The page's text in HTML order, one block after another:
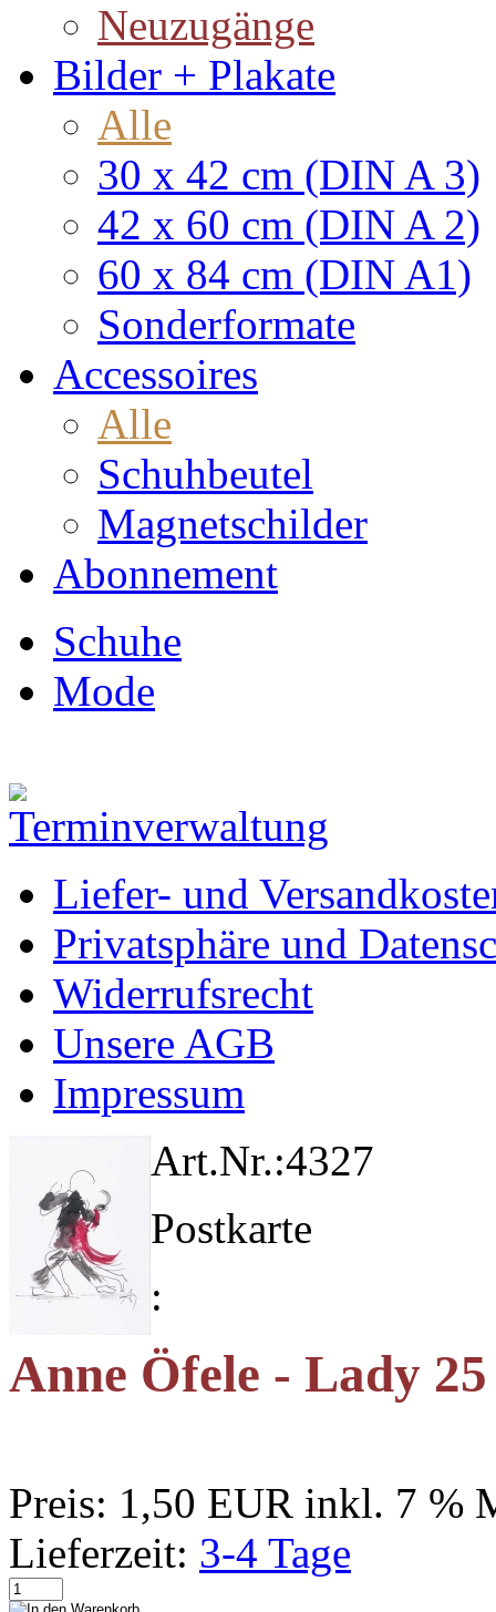
Neuzugänge
Bilder + Plakate
Alle
30 x 42 cm (DIN A 3)
42 x 60 cm (DIN A 2)
60 x 84 cm (DIN A1)
Sonderformate
Accessoires
Alle
Schuhbeutel
Magnetschilder
Abonnement
Schuhe
Mode
Liefer- und
Privatsphäre und
Widerrufsrecht
Unsere AGB
Impressum
Art.Nr.:4327
Postkarte
:
Anne Öfele - Lady 25
Preis: 1,50 EUR inkl. 7 %
Lieferzeit: 3-4 Tage